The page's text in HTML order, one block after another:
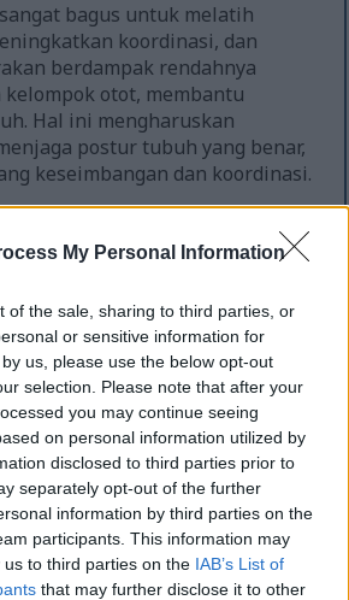
My Personal Information
of the sale, sharing to third parties, or
or sensitive information for
us, please use the below opt-out
selection. Please note that after your
you may continue seeing
on personal information utilized by
disclosed to third parties prior to
separately opt-out of the further
information by third parties on the
participants. This information may
to third parties on the IAB’s List of
that may further disclose it to other
bagus untuk melatih
koordinasi, dan
berdampak rendahnya
otot, membantu
Hal ini mengharuskan
postur tubuh yang benar,
keseimbangan dan koordinasi.
otot inti, sehingga
meningkatkan
kontrol otot. Hal ini dapat
dalam aktivitas sehari-hari
risiko jatuh dan cedera.
bahwa latihan
ditambahkan ke latihan kardio
elliptical, meningkatkan tonus
Latihan ini meningkatkan
yang sangat penting
kehidupan sehari-hari.
secara teratur memberikan